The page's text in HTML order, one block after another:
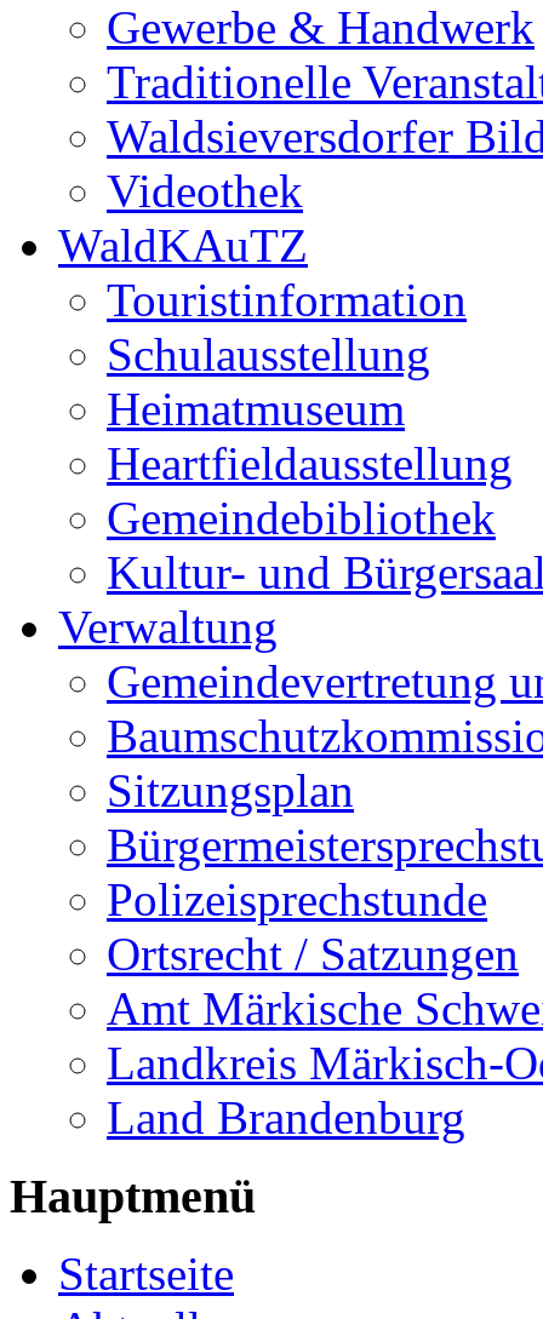
Gewerbe & Handwerk
Traditionelle
Waldsieversdorfer
Videothek
WaldKAuTZ
Touristinformation
Schulausstellung
Heimatmuseum
Heartfieldausstellung
Gemeindebibliothek
Kultur- und
Verwaltung
Gemeindevertretung
Sitzungsplan
Polizeisprechstunde
Ortsrecht / Satzungen
Amt Märkische
Landkreis Märkisch-
Land Brandenburg
Hauptmenü
Startseite